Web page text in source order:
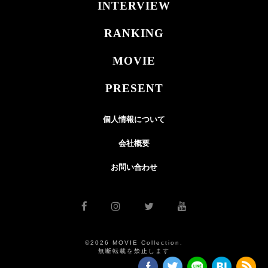
INTERVIEW
RANKING
MOVIE
PRESENT
個人情報について
会社概要
お問い合わせ
©2026 MOVIE Collection.
無断転載を禁止します